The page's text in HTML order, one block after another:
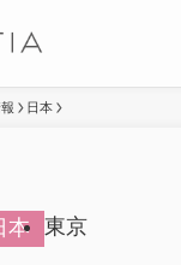
日本
本 東京